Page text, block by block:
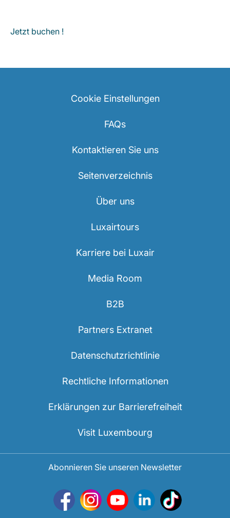
Jetzt buchen !
Cookie Einstellungen
FAQs
Kontaktieren Sie uns
Seitenverzeichnis
Über uns
Luxairtours
Karriere bei Luxair
Media Room
B2B
Partners Extranet
Datenschutzrichtlinie
Rechtliche Informationen
Erklärungen zur Barrierefreiheit
Visit Luxembourg
Abonnieren Sie unseren Newsletter